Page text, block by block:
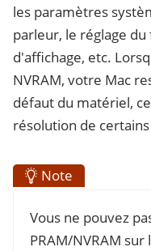
les paramètres
parleur, le réglage
d'affichage, etc.
NVRAM, votre Mac
défaut du matériel,
résolution de
Note
Vous ne pouvez
PRAM/NVRAM